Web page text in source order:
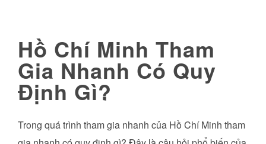
Hồ Chí Minh Tham
Gia Nhanh Có Quy
Định Gì?
Trong quá trình tham gia nhanh của Hồ Chí Minh tham